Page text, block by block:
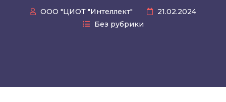
ООО "ЦИОТ "Интеллект"
21.02.2024
Без рубрики